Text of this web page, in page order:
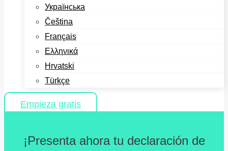
Українська
Čeština
Français
Ελληνικά
Hrvatski
Türkçe
Empieza gratis
¡Presenta ahora tu declaración de